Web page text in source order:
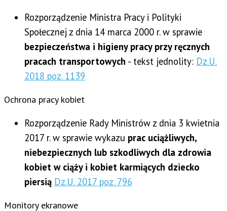
Rozporządzenie Ministra Pracy i Polityki
Społecznej z dnia 14 marca 2000 r. w sprawie
bezpieczeństwa i higieny pracy przy ręcznych
pracach transportowych - tekst jednolity: Dz.U.
2018 poz. 1139
Ochrona pracy kobiet
Rozporządzenie Rady Ministrów z dnia 3 kwietnia
2017 r. w sprawie wykazu prac uciążliwych,
niebezpiecznych lub szkodliwych dla zdrowia
kobiet w ciąży i kobiet karmiących dziecko
piersią Dz.U. 2017 poz. 796
Monitory ekranowe